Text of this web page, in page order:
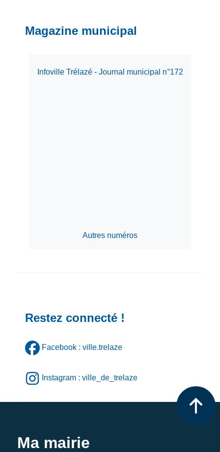
Magazine municipal
Infoville Trélazé - Journal municipal n°172
Autres numéros
Restez connecté !
Facebook : ville.trelaze
Instagram : ville_de_trelaze
Ma mairie